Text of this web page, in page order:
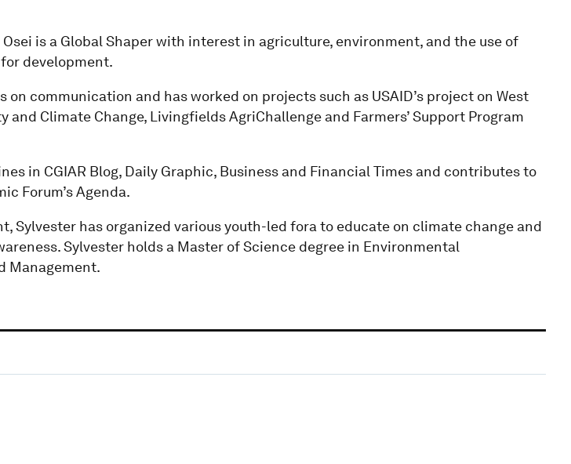
is a Global Shaper with interest in agriculture, environment, and the use of
development.
on communication and has worked on projects such as USAID’s project on West
and Climate Change, Livingfields AgriChallenge and Farmers’ Support Program
in CGIAR Blog, Daily Graphic, Business and Financial Times and contributes to
Forum’s Agenda.
Sylvester has organized various youth-led fora to educate on climate change and
Sylvester holds a Master of Science degree in Environmental
Management.